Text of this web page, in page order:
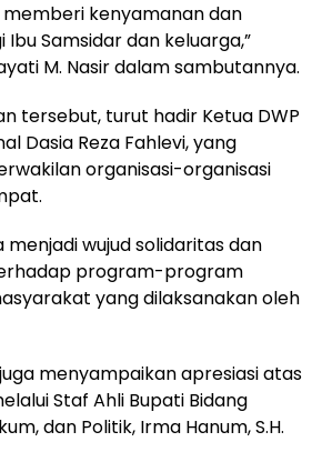
memberi kenyamanan dan
Samsidar dan keluarga,”
M. Nasir dalam sambutannya.
tersebut, turut hadir Ketua DWP
Dasia Reza Fahlevi, yang
organisasi-organisasi
wujud solidaritas dan
program-program
yang dilaksanakan oleh
menyampaikan apresiasi atas
Staf Ahli Bupati Bidang
dan Politik, Irma Hanum, S.H.